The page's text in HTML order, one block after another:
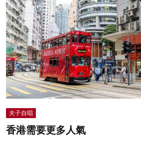
夫子自唱
香港需要更多人氣